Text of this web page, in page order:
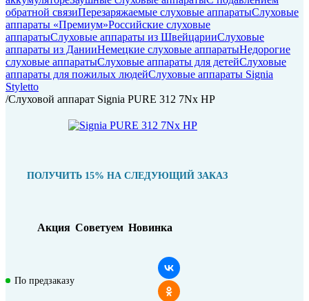
обратной связиПерезаряжаемые слуховые аппаратыСлуховые
аппараты «Премиум»Российские слуховые
аппаратыСлуховые аппараты из ШвейцарииСлуховые
аппараты из ДанииНемецкие слуховые аппаратыНедорогие
слуховые аппаратыСлуховые аппараты для детейСлуховые
аппараты для пожилых людейСлуховые аппараты Signia
Styletto
/Слуховой аппарат Signia PURE 312 7Nx HP
ПОЛУЧИТЬ 15% НА СЛЕДУЮЩИЙ ЗАКАЗ
Акция Советуем Новинка
По предзаказу